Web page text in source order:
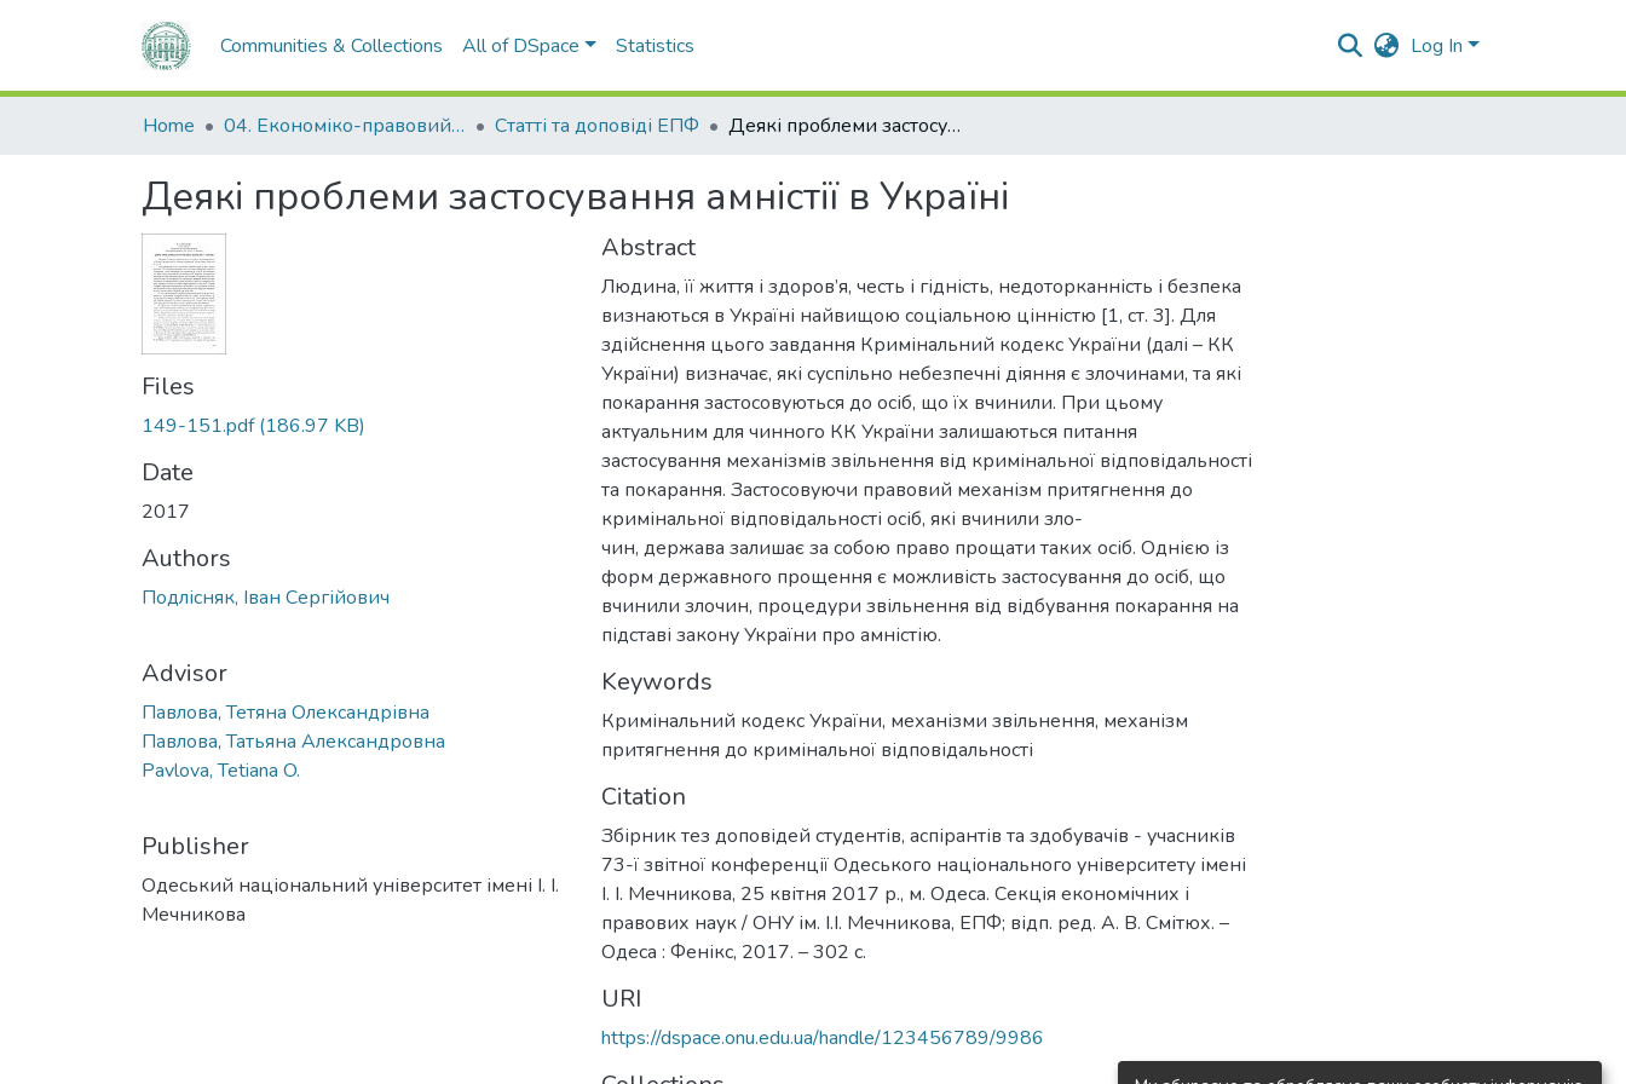
Communities & Collections All of DSpace Statistics Log In
Home 04. Економіко-правовий факультет Статті та доповіді ЕПФ Деякі проблеми застосування амністії в Україні
Деякі проблеми застосування амністії в Україні
Files
149-151.pdf(186.97 KB)
Date
2017
Authors
Подлісняк, Іван Сергійович
Advisor
Павлова, Тетяна Олександрівна
Павлова, Татьяна Александровна
Pavlova, Tetiana O.
Publisher
Одеський національний університет імені І. І.
Мечникова
Abstract
Людина, її життя і здоров’я, честь і гідність, недоторканність і безпека
визнаються в Україні найвищою соціальною цінністю [1, ст. 3]. Для
здійснення цього завдання Кримінальний кодекс України (далі – КК
України) визначає, які суспільно небезпечні діяння є злочинами, та які
покарання застосовуються до осіб, що їх вчинили. При цьому
актуальним для чинного КК України залишаються питання
застосування механізмів звільнення від кримінальної відповідальності
та покарання. Застосовуючи правовий механізм притягнення до
кримінальної відповідальності осіб, які вчинили зло-
чин, держава залишає за собою право прощати таких осіб. Однією із
форм державного прощення є можливість застосування до осіб, що
вчинили злочин, процедури звільнення від відбування покарання на
підставі закону України про амністію.
Keywords
Кримінальний кодекс України, механізми звільнення, механізм
притягнення до кримінальної відповідальності
Citation
Збірник тез доповідей студентів, аспірантів та здобувачів - учасників
73-ї звітної конференції Одеського національного університету імені
І. І. Мечникова, 25 квітня 2017 р., м. Одеса. Секція економічних і
правових наук / ОНУ ім. І.І. Мечникова, ЕПФ; відп. ред. А. В. Смітюх. –
Одеса : Фенікс, 2017. – 302 с.
URI
https://dspace.onu.edu.ua/handle/123456789/9986